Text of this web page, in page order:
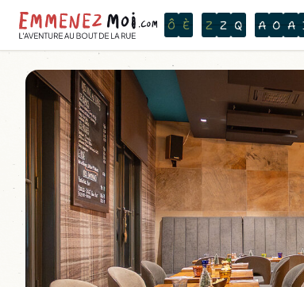
O N T H E W A T